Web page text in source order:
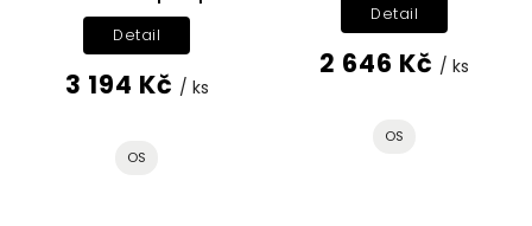
3 194 Kč / ks
Detail
OS
2 646 Kč / ks
Detail
OS